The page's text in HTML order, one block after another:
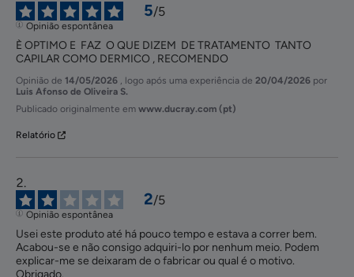
5/5
Opinião espontânea
È OPTIMO E  FAZ  O QUE DIZEM  DE TRATAMENTO  TANTO
CAPILAR COMO DERMICO , RECOMENDO
Opinião de 14/05/2026 , logo após uma experiência de 20/04/2026 por
Luis Afonso de Oliveira S.
Publicado originalmente em www.ducray.com (pt)
Relatório
2/5
Opinião espontânea
Usei este produto até há pouco tempo e estava a correr bem.
Acabou-se e não consigo adquiri-lo por nenhum meio. Podem
explicar-me se deixaram de o fabricar ou qual é o motivo.